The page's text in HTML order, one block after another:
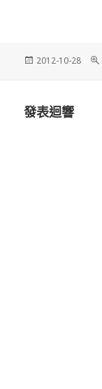
發
2012-10-28
發表迴響